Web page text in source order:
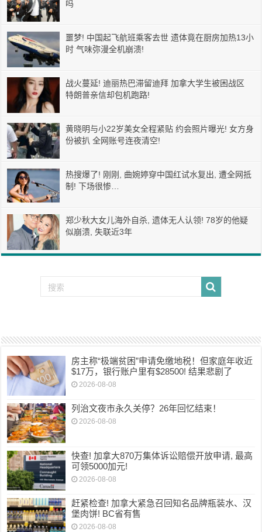
吗
噩梦! 中国起飞航班乘客去世 遗体竟在厨房加热13小
时 气味弥漫全机崩溃!
战火蔓延! 迪丽热巴滞留迪拜 加拿大学生被困战区
特朗普亲信却包机跑路!
黄晓明与小22岁美女全程紧贴 约会照片曝光! 女方身
份被扒 全网账号连夜清空!
热搜爆了! 刚刚, 曲婉婷穿中国红试水复出, 遭全网抵
制! 下场很惨…
郑少秋大女儿海外自杀, 遗体无人认领! 78岁的他疑
似崩溃, 失联近3年
房主称“极端贫困”申请免缴地税！但家庭年收近
$17万，银行账户里有$28500! 结果悲剧了
2026-08-08
列治文夜市永久关停？26年回忆结束！
2026-08-08
快查! 加拿大870万集体诉讼赔偿开放申请, 最高
可领5000加元!
2026-08-08
赶紧检查! 加拿大紧急召回知名品牌瓶装水、汉
堡肉饼! BC省有售
2026-08-08